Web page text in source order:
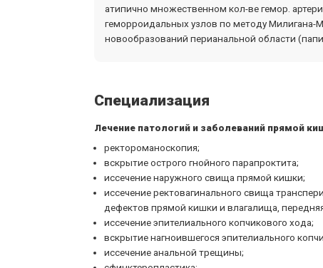
атипично множественном кол-ве гемор.
геморроидальных узлов по методу Милигана-
новообразований перианальной области
Специализация
Лечение патологий и заболеваний прямой
ректороманоскопия;
вскрытие острого гнойного парапроктита;
иссечение наружного свища прямой кишки;
иссечение ректовагинального свища
дефектов прямой кишки и влагалища,
иссечение эпителиального копчикового хода;
вскрытие нагноившегося эпителиального
иссечение анальной трещины;